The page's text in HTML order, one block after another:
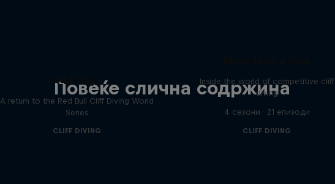
Повеќе слична содржина
444 Days
A return to the Red Bull Cliff Diving World
Series
CLIFF DIVING
Inside the world of competitive cliff
diving
4 сезони · 21 епизоди
CLIFF DIVING